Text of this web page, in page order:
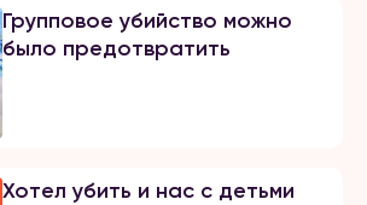
Групповое убийство можно
было предотвратить
Хотел убить и нас с детьми